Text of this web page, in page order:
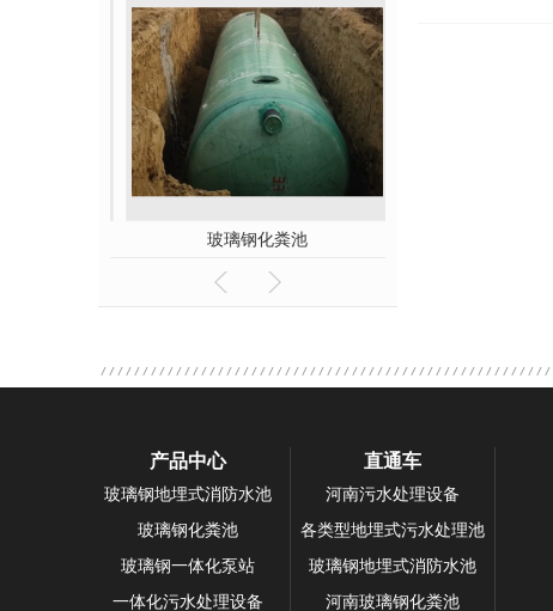
玻璃钢化粪池
产品中心
玻璃钢地埋式消防水池
玻璃钢化粪池
玻璃钢一体化泵站
一体化污水处理设备
直通车
河南污水处理设备
各类型地埋式污水处理池
玻璃钢地埋式消防水池
河南玻璃钢化粪池